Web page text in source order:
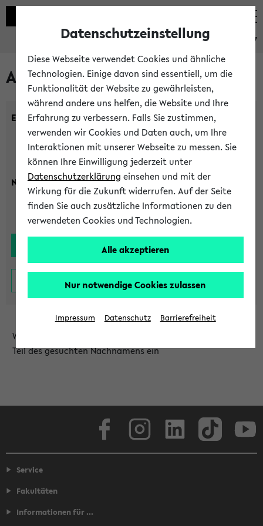
eKVV
Alle Lehrenden
Einrichtung:
Nachname:
Wählen Sie die Einrichtung aus und/oder geben Sie einen
Teil des gesuchten Nachnamens ein
Service
Fakultäten
Informationen für ...
Datenschutzeinstellung
Diese Webseite verwendet Cookies und ähnliche
Technologien. Einige davon sind essentiell, um die
Funktionalität der Website zu gewährleisten,
während andere uns helfen, die Website und Ihre
Erfahrung zu verbessern. Falls Sie zustimmen,
verwenden wir Cookies und Daten auch, um Ihre
Interaktionen mit unserer Webseite zu messen. Sie
können Ihre Einwilligung jederzeit unter
Datenschutzerklärung einsehen und mit der
Wirkung für die Zukunft widerrufen. Auf der Seite
finden Sie auch zusätzliche Informationen zu den
verwendeten Cookies und Technologien.
Alle akzeptieren
Nur notwendige Cookies zulassen
Impressum Datenschutz Barrierefreiheit